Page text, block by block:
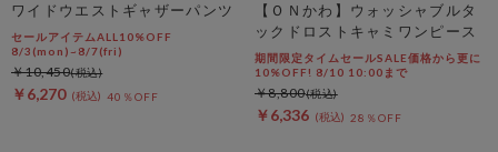
ワイドウエストギャザーパンツ
セールアイテムALL10%OFF
8/3(mon)~8/7(fri)
￥6,270 40％OFF
￥10,450
【ＯＮかわ】ウォッシャブルタ
ックドロストキャミワンピース
期間限定タイムセールSALE価格から更に
10%OFF! 8/10 10:00まで
￥6,336 28％OFF
￥8,800